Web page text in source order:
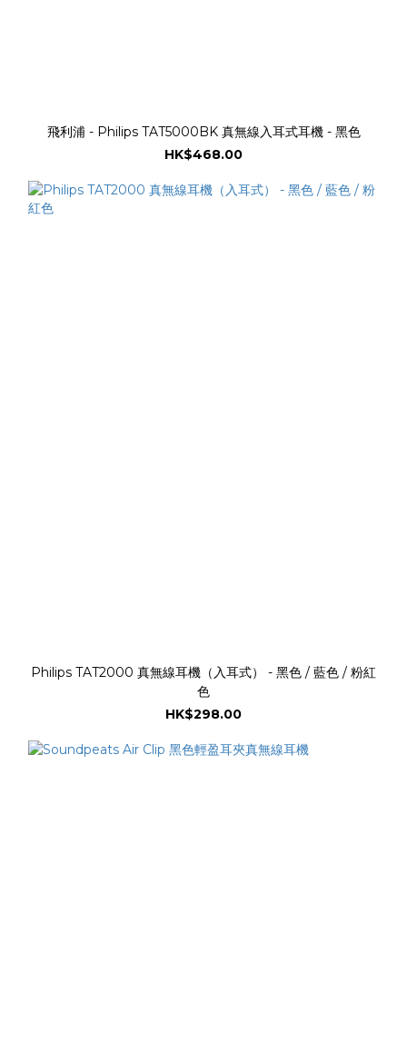
飛利浦 - Philips TAT5000BK 真無線入耳式耳機 - 黑色
HK$468.00
Philips TAT2000 真無線耳機（入耳式） - 黑色 / 藍色 / 粉紅
色
HK$298.00